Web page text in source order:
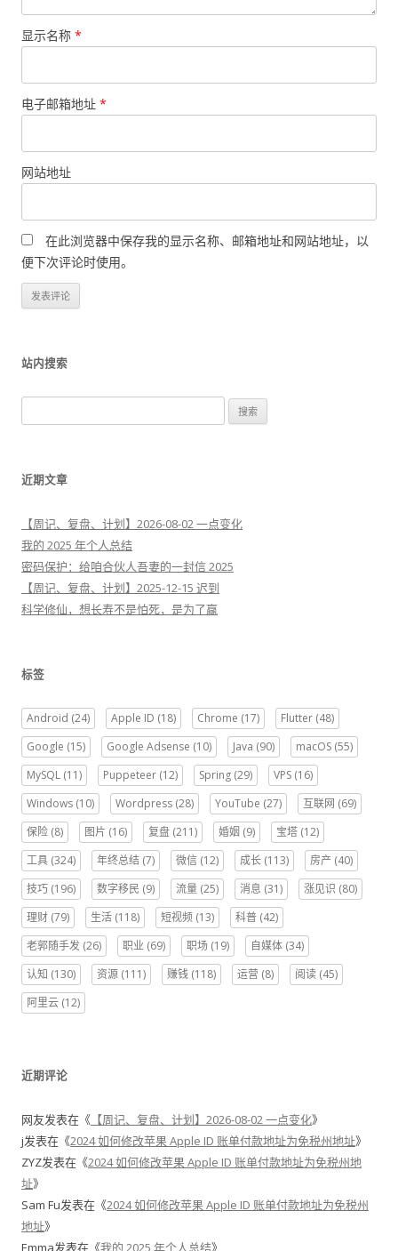
显示名称 *
电子邮箱地址 *
网站地址
在此浏览器中保存我的显示名称、邮箱地址和网站地址，以
便下次评论时使用。
站内搜索
索
近期文章
【周记、复盘、计划】2026-08-02 一点变化
我的 2025 年个人总结
密码保护：给咱合伙人吾妻的一封信 2025
【周记、复盘、计划】2025-12-15 迟到
科学修仙，想长寿不是怕死，是为了赢
标签
Android (24) Apple ID (18) Chrome (17) Flutter (48)
Google (15) Google Adsense (10) Java (90) macOS (55)
MySQL (11) Puppeteer (12) Spring (29) VPS (16)
Windows (10) Wordpress (28) YouTube (27) 互联网 (69)
保险 (8) 图片 (16) 复盘 (211) 婚姻 (9) 宝塔 (12)
工具 (324) 年终总结 (7) 微信 (12) 成长 (113) 房产 (40)
技巧 (196) 数字移民 (9) 流量 (25) 消息 (31) 涨见识 (80)
理财 (79) 生活 (118) 短视频 (13) 科普 (42)
老郭随手发 (26) 职业 (69) 职场 (19) 自媒体 (34)
认知 (130) 资源 (111) 赚钱 (118) 运营 (8) 阅读 (45)
阿里云 (12)
近期评论
网友发表在《 【周记、复盘、计划】2026-08-02 一点变化》
j发表在《2024 如何修改苹果 Apple ID 账单付款地址为免税州地址》
ZYZ发表在《2024 如何修改苹果 Apple ID 账单付款地址为免税州地
址》
Sam Fu发表在《2024 如何修改苹果 Apple ID 账单付款地址为免税州
地址》
Emma发表在《我的 2025 年个人总结》